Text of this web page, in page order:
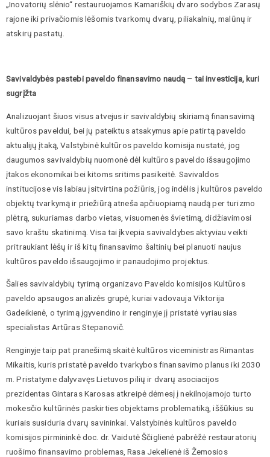
„Inovatorių slėnio“ restauruojamos Kamariškių dvaro sodybos Zarasų
rajone iki privačiomis lėšomis tvarkomų dvarų, piliakalnių, malūnų ir
atskirų pastatų.
Savivaldybės pastebi paveldo finansavimo naudą – tai investicija, kuri
sugrįžta
Analizuojant šiuos visus atvejus ir savivaldybių skiriamą finansavimą
kultūros paveldui, bei jų pateiktus atsakymus apie patirtą paveldo
aktualijų įtaką, Valstybinė kultūros paveldo komisija nustatė, jog
daugumos savivaldybių nuomonė dėl kultūros paveldo išsaugojimo
įtakos ekonomikai bei kitoms sritims pasikeitė. Savivaldos
institucijose vis labiau įsitvirtina požiūris, jog indėlis į kultūros paveldo
objektų tvarkymą ir priežiūrą atneša apčiuopiamą naudą per turizmo
plėtrą, sukuriamas darbo vietas, visuomenės švietimą, didžiavimosi
savo kraštu skatinimą. Visa tai įkvepia savivaldybes aktyviau veikti
pritraukiant lėšų ir iš kitų finansavimo šaltinių bei planuoti naujus
kultūros paveldo išsaugojimo ir panaudojimo projektus.
Šalies savivaldybių tyrimą organizavo Paveldo komisijos Kultūros
paveldo apsaugos analizės grupė, kuriai vadovauja Viktorija
Gadeikienė, o tyrimą įgyvendino ir renginyje jį pristatė vyriausias
specialistas Artūras Stepanovič.
Renginyje taip pat pranešimą skaitė kultūros viceministras Rimantas
Mikaitis, kuris pristatė paveldo tvarkybos finansavimo planus iki 2030
m. Pristatyme dalyvavęs Lietuvos pilių ir dvarų asociacijos
prezidentas Gintaras Karosas atkreipė dėmesį į nekilnojamojo turto
mokesčio kultūrinės paskirties objektams problematiką, iššūkius su
kuriais susiduria dvarų savininkai. Valstybinės kultūros paveldo
komisijos pirmininkė doc. dr. Vaidutė Ščiglienė pabrėžė restauratorių
ruošimo finansavimo problemas, Rasa Jekelienė iš Žemosios